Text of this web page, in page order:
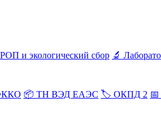
и экологический сбор 🔬
📦 ТН ВЭД ЕАЭС 🏷️ ОКПД 2 📅